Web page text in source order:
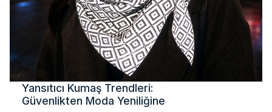
Yansıtıcı Kumaş Trendleri:
Güvenlikten Moda Yeniliğine